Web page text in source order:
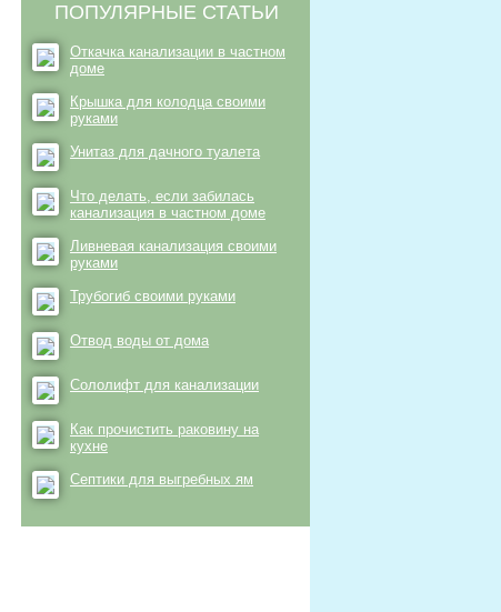
ПОПУЛЯРНЫЕ СТАТЬИ
Откачка канализации в частном
доме
Крышка для колодца своими
руками
Унитаз для дачного туалета
Что делать, если забилась
канализация в частном доме
Ливневая канализация своими
руками
Трубогиб своими руками
Отвод воды от дома
Сололифт для канализации
Как прочистить раковину на
кухне
Септики для выгребных ям